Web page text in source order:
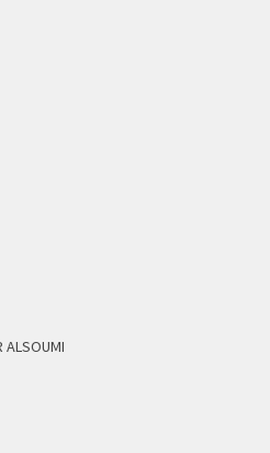
ALSOUMI